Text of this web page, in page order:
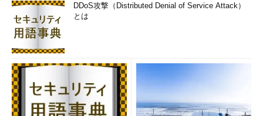
DDoS攻撃（Distributed Denial of Service Attack）
とは